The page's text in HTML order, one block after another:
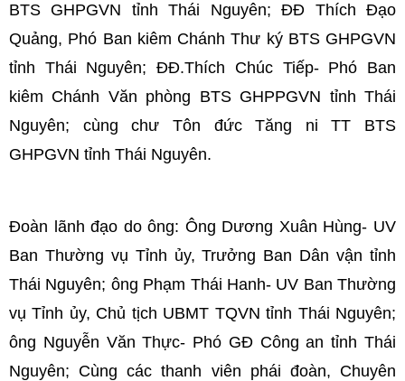
BTS GHPGVN tỉnh Thái Nguyên; ĐĐ Thích Đạo
Quảng, Phó Ban kiêm Chánh Thư ký BTS GHPGVN
tỉnh Thái Nguyên; ĐĐ.Thích Chúc Tiếp- Phó Ban
kiêm Chánh Văn phòng BTS GHPPGVN tỉnh Thái
Nguyên; cùng chư Tôn đức Tăng ni TT BTS
GHPGVN tỉnh Thái Nguyên.
Đoàn lãnh đạo do ông: Ông Dương Xuân Hùng- UV
Ban Thường vụ Tỉnh ủy, Trưởng Ban Dân vận tỉnh
Thái Nguyên; ông Phạm Thái Hanh- UV Ban Thường
vụ Tỉnh ủy, Chủ tịch UBMT TQVN tỉnh Thái Nguyên;
ông Nguyễn Văn Thực- Phó GĐ Công an tỉnh Thái
Nguyên; Cùng các thanh viên phái đoàn, Chuyên